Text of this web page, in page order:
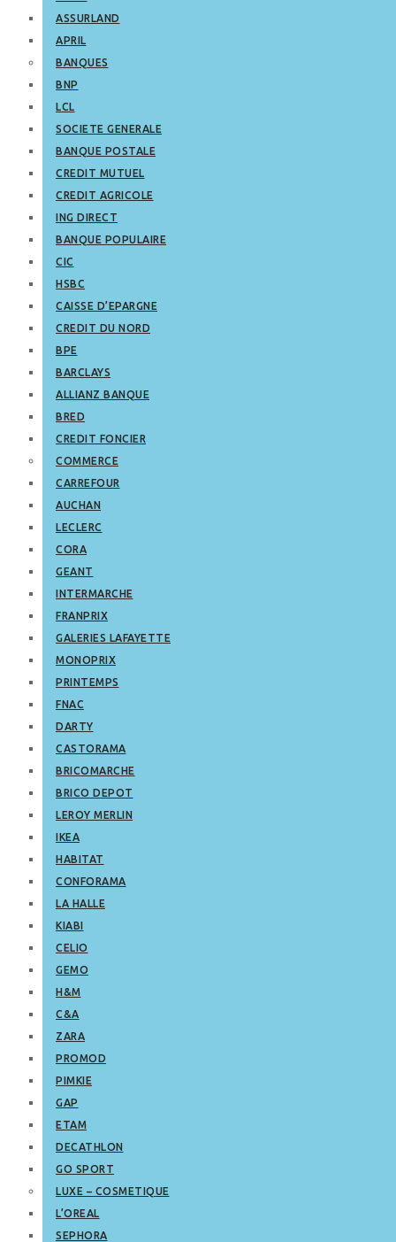
ASSURLAND
APRIL
BANQUES
BNP
LCL
SOCIETE GENERALE
BANQUE POSTALE
CREDIT MUTUEL
CREDIT AGRICOLE
ING DIRECT
BANQUE POPULAIRE
CIC
HSBC
CAISSE D’EPARGNE
CREDIT DU NORD
BPE
BARCLAYS
ALLIANZ BANQUE
BRED
CREDIT FONCIER
COMMERCE
CARREFOUR
AUCHAN
LECLERC
CORA
GEANT
INTERMARCHE
FRANPRIX
GALERIES LAFAYETTE
MONOPRIX
PRINTEMPS
FNAC
DARTY
CASTORAMA
BRICOMARCHE
BRICO DEPOT
LEROY MERLIN
IKEA
HABITAT
CONFORAMA
LA HALLE
KIABI
CELIO
GEMO
H&M
C&A
ZARA
PROMOD
PIMKIE
GAP
ETAM
DECATHLON
GO SPORT
LUXE – COSMETIQUE
L’OREAL
SEPHORA